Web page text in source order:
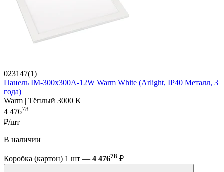
023147(1)
Панель IM-300x300A-12W Warm White (Arlight, IP40 Металл, 3
года)
Warm | Тёплый 3000 K
4 47678
₽/шт
В наличии
Коробка (картон) 1 шт — 4 47678 ₽